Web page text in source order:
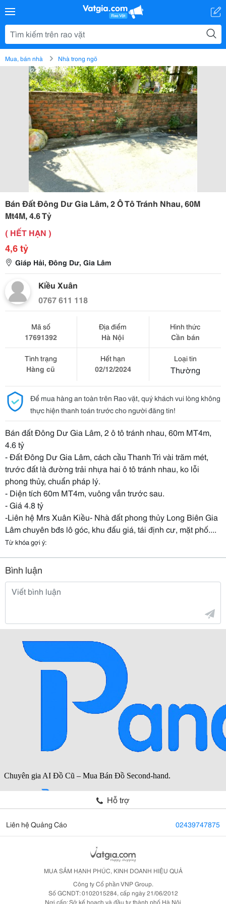
Mua, bán nhà Nhà trong ngõ
Bán Đất Đông Dư Gia Lâm, 2 Ô Tô Tránh Nhau, 60M
Mt4M, 4.6 Tỷ
( HẾT HẠN )
4,6 tỷ
Giáp Hải, Đông Dư, Gia Lâm
Kiều Xuân
0767 611 118
Mã số
17691392
Địa điểm
Hà Nội
Hình thức
Cần bán
Tình trạng
Hàng cũ
Hết hạn
02/12/2024
Loại tin
Thường
Để mua hàng an toàn trên Rao vặt, quý khách vui lòng không
thực hiện thanh toán trước cho người đăng tin!
Bán đất Đông Dư Gia Lâm, 2 ô tô tránh nhau, 60m MT4m,
4.6 tỷ
- Đất Đông Dư Gia Lâm, cách cầu Thanh Trì vài trăm mét,
trước đất là đường trải nhựa hai ô tô tránh nhau, ko lỗi
phong thủy, chuẩn pháp lý.
- Diện tích 60m MT4m, vuông vắn trước sau.
- Giá 4.8 tỷ
-Liên hệ Mrs Xuân Kiều- Nhà đất phong thủy Long Biên Gia
Lâm chuyên bđs lô góc, khu đấu giá, tái định cư, mặt phố....
Từ khóa gợi ý:
Bình luận
Hỗ trợ
Liên hệ Quảng Cáo 02439747875
MUA SẮM HẠNH PHÚC, KINH DOANH HIỆU QUẢ
Công ty Cổ phần VNP Group.
Số GCNDT: 0102015284, cấp ngày 21/06/2012
Nơi cấp: Sở kế hoạch và đầu tư thành phố Hà Nội